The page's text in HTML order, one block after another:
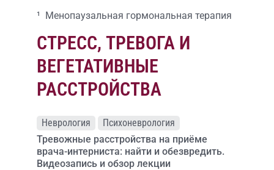
¹ Менопаузальная гормональная терапия
СТРЕСС, ТРЕВОГА И
ВЕГЕТАТИВНЫЕ
РАССТРОЙСТВА
Неврология
Психоневрология
Тревожные расстройства на приёме
врача-интерниста: найти и обезвредить.
Видеозапись и обзор лекции